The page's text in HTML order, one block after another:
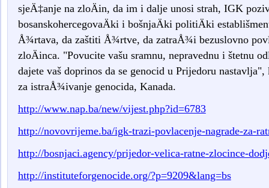
sjeÄ‡anje na zloÄin, da im i dalje unosi strah, IGK
bosanskohercegovaÄki i bošnjaÄki politiÄki
Å¾rtava, da zaštiti Å¾rtve, da zatraÅ¾i bezuslovno
zloÄinca. "Povucite vašu sramnu, nepravednu i štetnu
dajete vaš doprinos da se genocid u Prijedoru
za istraÅ¾ivanje genocida, Kanada.
http://www.nap.ba/new/vijest.php?id=6783
http://novovrijeme.ba/igk-trazi-povlacenje-nagrade-za-
http://bosnjaci.agency/prijedor-velica-ratne-zlocince-
http://instituteforgenocide.org/?p=9209&lang=bs